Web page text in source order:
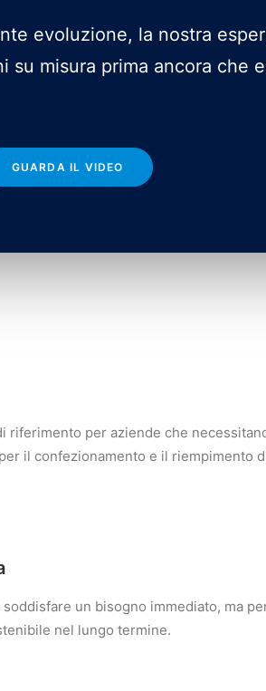
evoluzione, la nostra
su misura prima ancora che
GUARDA IL VIDEO
riferimento per aziende che
il confezionamento e il riempimento
un bisogno immediato, ma
nel lungo termine.